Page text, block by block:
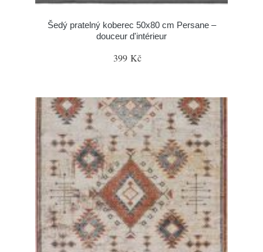
Šedý pratelný koberec 50x80 cm Persane –
douceur d'intérieur
399 Kč